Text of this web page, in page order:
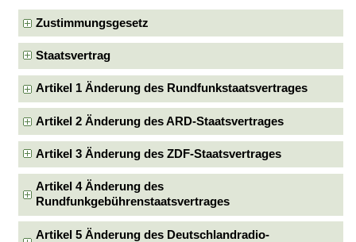
Zustimmungsgesetz
Staatsvertrag
Artikel 1 Änderung des Rundfunkstaatsvertrages
Artikel 2 Änderung des ARD-Staatsvertrages
Artikel 3 Änderung des ZDF-Staatsvertrages
Artikel 4 Änderung des
Rundfunkgebührenstaatsvertrages
Artikel 5 Änderung des Deutschlandradio-